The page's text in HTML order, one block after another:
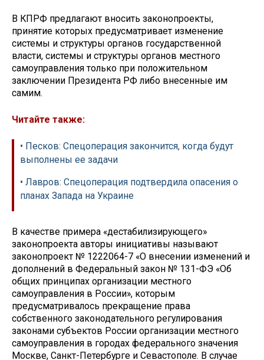
В КПРФ предлагают вносить законопроекты,
принятие которых предусматривает изменение
системы и структуры органов государственной
власти, системы и структуры органов местного
самоуправления только при положительном
заключении Президента РФ либо внесенные им
самим.
Читайте также:
• Песков: Спецоперация закончится, когда будут
выполнены ее задачи
• Лавров: Спецоперация подтвердила опасения о
планах Запада на Украине
В качестве примера «дестабилизирующего»
законопроекта авторы инициативы называют
законопроект № 1222064-7 «О внесении изменений и
дополнений в Федеральный закон № 131-ФЭ «Об
общих принципах организации местного
самоуправления в России», которым
предусматривалось прекращение права
собственного законодательного регулирования
законами субъектов России организации местного
самоуправления в городах федерального значения
Москве, Санкт-Петербурге и Севастополе. В случае